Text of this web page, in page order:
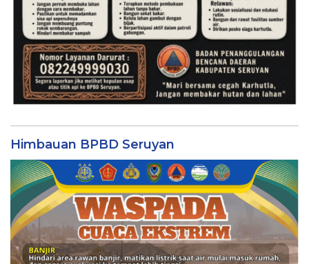
Himbauan BPBD Seruyan